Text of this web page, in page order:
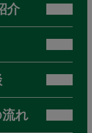
介
れ